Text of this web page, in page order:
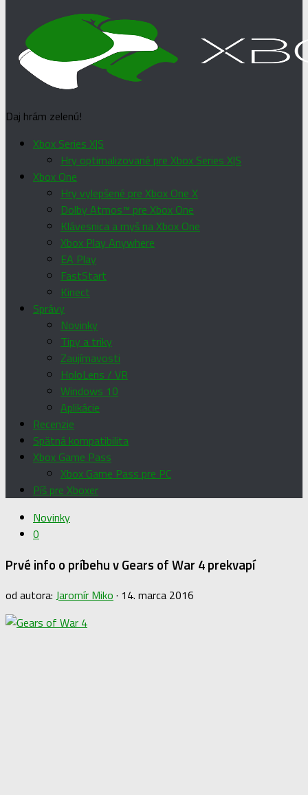
Daj hrám zelenú!
Xbox Series X|S
Hry optimalizované pre Xbox Series X|S
Xbox One
Hry vylepšené pre Xbox One X
Dolby Atmos™ pre Xbox One
Klávesnica a myš na Xbox One
Xbox Play Anywhere
EA Play
FastStart
Kinect
Správy
Novinky
Tipy a triky
Zaujímavosti
HoloLens / VR
Windows 10
Aplikácie
Recenzie
Spätná kompatibilita
Xbox Game Pass
Xbox Game Pass pre PC
Píš pre Xboxer
Novinky
0
Prvé info o príbehu v Gears of War 4 prekvapí
od autora: Jaromír Miko · 14. marca 2016